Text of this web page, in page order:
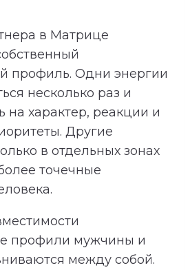
в Матрице
профиль. Одни энергии
несколько раз и
на характер, реакции и
Другие
в отдельных зонах
точечные
профили мужчины и
между собой.